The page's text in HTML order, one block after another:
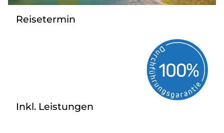
Reisetermin
Inkl. Leistungen